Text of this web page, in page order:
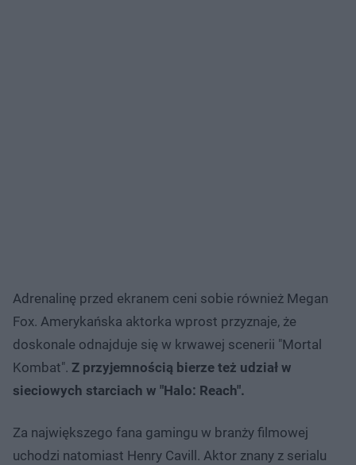
Adrenalinę przed ekranem ceni sobie również Megan
Fox. Amerykańska aktorka wprost przyznaje, że
doskonale odnajduje się w krwawej scenerii "Mortal
Kombat". Z przyjemnością bierze też udział w
sieciowych starciach w "Halo: Reach".
Za największego fana gamingu w branży filmowej
uchodzi natomiast Henry Cavill. Aktor znany z serialu